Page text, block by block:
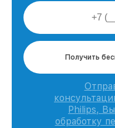
Получить
Philips,
обработку